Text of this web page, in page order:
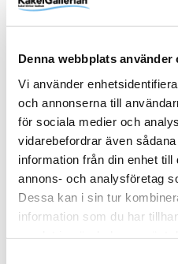
Denna webbplats använder
Vi använder
och annonserna till
för sociala medier och
vidarebefordrar även
information från din enhet
annons- och analysföretag
Dessa kan i sin tur
information som du har
åt badrummet.
Produktinformation
Art.Nr
Bredd (mm)
Färg
Glastyp
Grepp
Längd (mm)
Serie
Tjocklek Glas
Varumärke
Visa fler